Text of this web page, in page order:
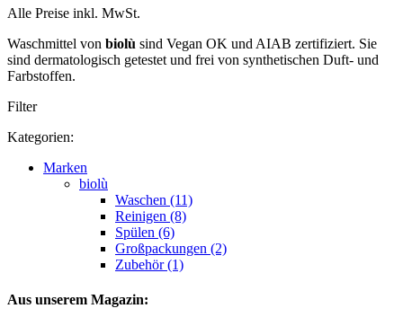
Alle Preise inkl. MwSt.
Waschmittel von biolù sind Vegan OK und AIAB zertifiziert. Sie
sind dermatologisch getestet und frei von synthetischen Duft- und
Farbstoffen.
Filter
Kategorien:
Marken
biolù
Waschen (11)
Reinigen (8)
Spülen (6)
Großpackungen (2)
Zubehör (1)
Aus unserem Magazin: